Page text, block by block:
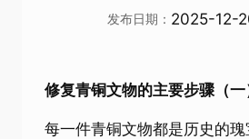
发布日期： 2025-12-
修复青铜文物的主要步骤（一
每一件青铜文物都是历史的